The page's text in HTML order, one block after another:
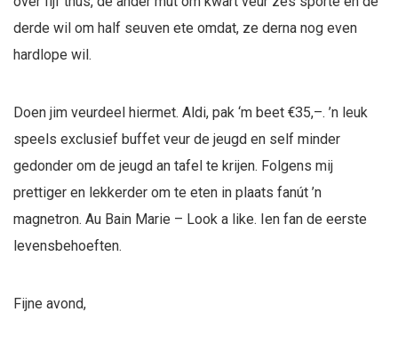
derde wil om half seuven ete omdat, ze derna nog even
hardlope wil.
Doen jim veurdeel hiermet. Aldi, pak ‘m beet €35,–. ’n leuk
speels exclusief buffet veur de jeugd en self minder
gedonder om de jeugd an tafel te krijen. Folgens mij
prettiger en lekkerder om te eten in plaats fanút ’n
magnetron. Au Bain Marie – Look a like. Ien fan de eerste
levensbehoeften.
Fijne avond,